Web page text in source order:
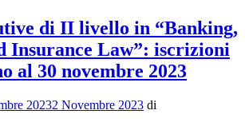
di II livello in “Banking,
Insurance Law”: iscrizioni
al 30 novembre 2023
20232 Novembre 2023 di